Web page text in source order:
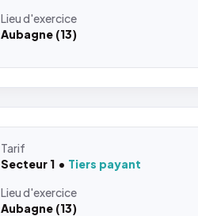
Lieud'exercice
Aubagne (13)
Tarif
Secteur 1
Tiers payant
Lieud'exercice
Aubagne (13)